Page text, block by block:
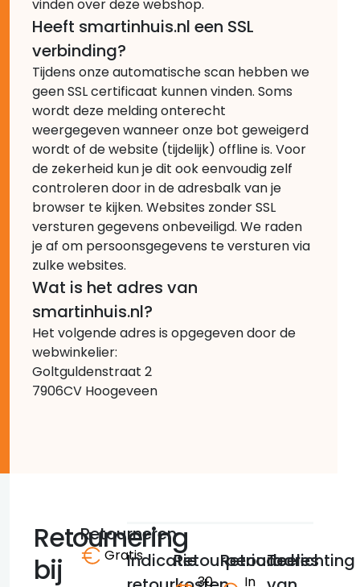
vinden over deze webshop.
Heeft smartinhuis.nl een SSL
verbinding?
Tijdens onze automatische scan hebben we
geen SSL certificaat kunnen vinden. Soms
wordt deze melding onterecht
weergegeven wanneer onze bot geweigerd
wordt of de website (tijdelijk) offline is. Voor
de zekerheid kun je dit ook eenvoudig zelf
controleren door in de adresbalk van je
browser te kijken. Websites zonder SSL
versturen gegevens onbeveiligd. We raden
je af om persoonsgegevens te versturen via
zulke websites.
Wat is het adres van
smartinhuis.nl?
Het volgende adres is opgegeven door de
webwinkelier:
Goltguldenstraat 2
7906CV Hoogeveen
Retournering
bij
Retourneren
GratisIndicatieRetourperiode
30
Retouradres
In
Toelichting